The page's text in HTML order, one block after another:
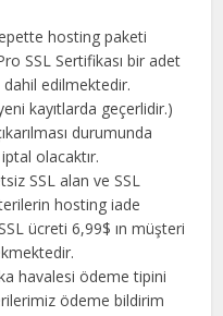
hosting paketi
SSL Sertifikası bir adet
edilmektedir.
kayıtlarda geçerlidir.)
durumunda
olacaktır.
SSL alan ve SSL
hosting iade
ücreti 6,99$ ın müşteri
havalesi ödeme tipini
ödeme bildirim